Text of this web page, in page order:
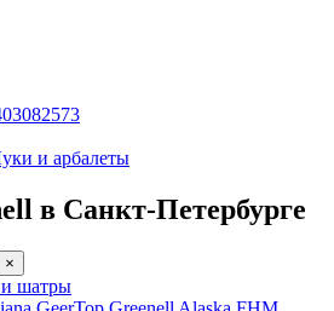
в Санкт-Петербурге
×
и шатры